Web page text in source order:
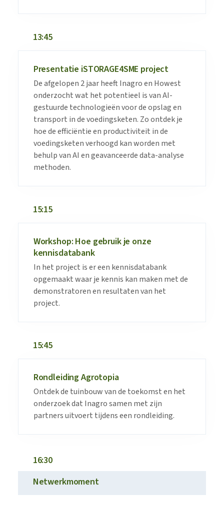
13:45
Presentatie iSTORAGE4SME project
De afgelopen 2 jaar heeft Inagro en Howest
onderzocht wat het potentieel is van AI-
gestuurde technologieën voor de opslag en
transport in de voedingsketen. Zo ontdek je
hoe de efficiëntie en productiviteit in de
voedingsketen verhoogd kan worden met
behulp van AI en geavanceerde data-analyse
methoden.
15:15
Workshop: Hoe gebruik je onze
kennisdatabank
In het project is er een kennisdatabank
opgemaakt waar je kennis kan maken met de
demonstratoren en resultaten van het
project.
15:45
Rondleiding Agrotopia
Ontdek de tuinbouw van de toekomst en het
onderzoek dat Inagro samen met zijn
partners uitvoert tijdens een rondleiding.
16:30
Netwerkmoment